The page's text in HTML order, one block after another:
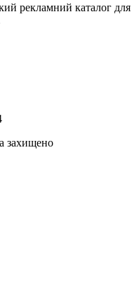
рекламний каталог для
захищено